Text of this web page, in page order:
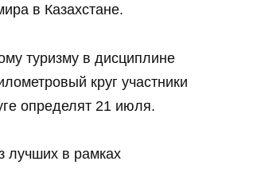
в Казахстане.
туризму в дисциплине
круг участники
определят 21 июля.
лучших в рамках